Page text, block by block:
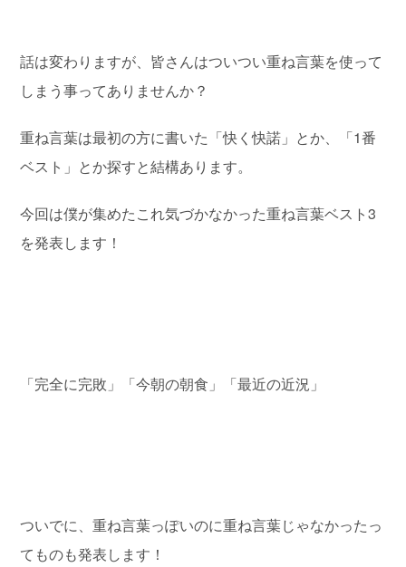
話は変わりますが、皆さんはついつい重ね言葉を使って
しまう事ってありませんか？
重ね言葉は最初の方に書いた「快く快諾」とか、「1番
ベスト」とか探すと結構あります。
今回は僕が集めたこれ気づかなかった重ね言葉ベスト3
を発表します！
「完全に完敗」「今朝の朝食」「最近の近況」
ついでに、重ね言葉っぽいのに重ね言葉じゃなかったっ
てものも発表します！